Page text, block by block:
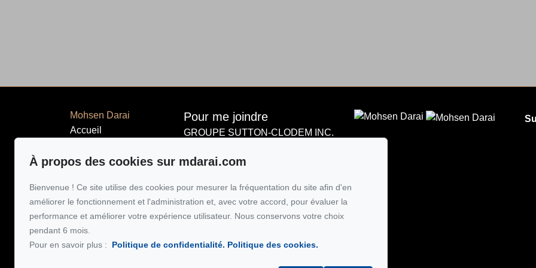
Mohsen Darai
Accueil
À propos
Acheter
Témoignages
Blog
Sutton secur
Pour me joindre
GROUPE SUTTON-CLODEM INC.
À propos des cookies sur mdarai.com
Bienvenue ! Ce site utilise des cookies pour mesurer la fréquentation du site afin d'en
améliorer le fonctionnement et l'administration et, avec votre accord, pour évaluer la
performance et améliorer votre expérience utilisateur. Nous conservons votre choix
pendant 6 mois.
Pour en savoir plus :
Politique de confidentialité. Politique des cookies.